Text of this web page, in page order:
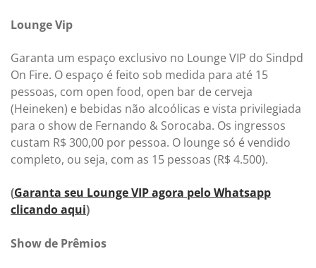
Lounge Vip
Garanta um espaço exclusivo no Lounge VIP do Sindpd
On Fire. O espaço é feito sob medida para até 15
pessoas, com open food, open bar de cerveja
(Heineken) e bebidas não alcoólicas e vista privilegiada
para o show de Fernando & Sorocaba. Os ingressos
custam R$ 300,00 por pessoa. O lounge só é vendido
completo, ou seja, com as 15 pessoas (R$ 4.500).
(Garanta seu Lounge VIP agora pelo Whatsapp
clicando aqui)
Show de Prêmios